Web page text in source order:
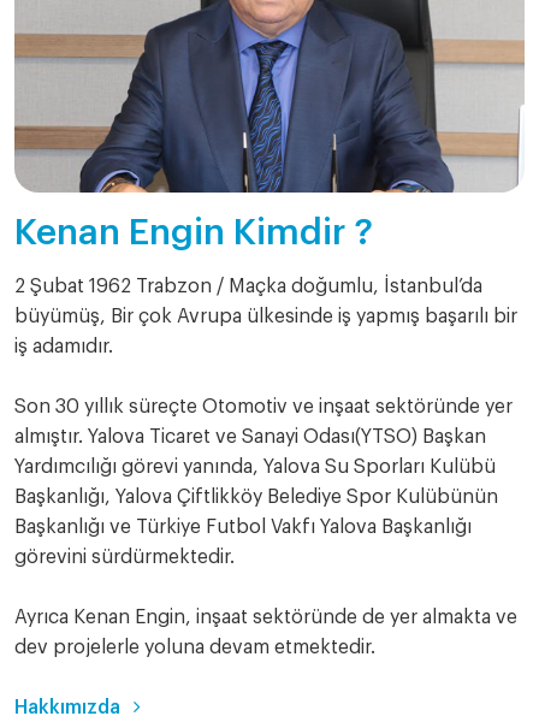
Kenan Engin Kimdir ?
2 Şubat 1962 Trabzon / Maçka doğumlu, İstanbul’da
büyümüş, Bir çok Avrupa ülkesinde iş yapmış başarılı bir
iş adamıdır.
Son 30 yıllık süreçte Otomotiv ve inşaat sektöründe yer
almıştır. Yalova Ticaret ve Sanayi Odası(YTSO) Başkan
Yardımcılığı görevi yanında, Yalova Su Sporları Kulübü
Başkanlığı, Yalova Çiftlikköy Belediye Spor Kulübünün
Başkanlığı ve Türkiye Futbol Vakfı Yalova Başkanlığı
görevini sürdürmektedir.
Ayrıca Kenan Engin, inşaat sektöründe de yer almakta ve
dev projelerle yoluna devam etmektedir.
Hakkımızda